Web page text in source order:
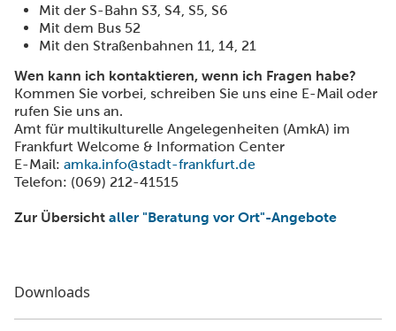
Mit der S-Bahn S3, S4, S5, S6
Mit dem Bus 52
Mit den Straßenbahnen 11, 14, 21
Wen kann ich kontaktieren, wenn ich Fragen habe?
Kommen Sie vorbei, schreiben Sie uns eine E-Mail oder
rufen Sie uns an.
Amt für multikulturelle Angelegenheiten (AmkA) im
Frankfurt Welcome & Information Center
E-Mail: amka.info@stadt-frankfurt.de
Telefon: (069) 212-41515
Zur Übersicht aller "Beratung vor Ort"-Angebote
Downloads